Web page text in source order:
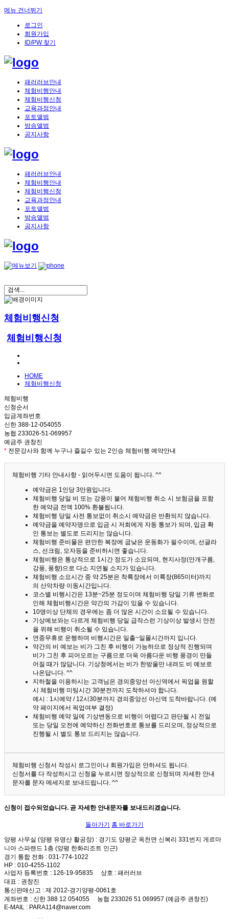
메뉴 건너뛰기
로그인
회원가입
ID/PW 찾기
패러러브안내
체험비행안내
체험비행신청
교육과정안내
포토앨범
방송앨범
공지사항
패러러브안내
체험비행안내
체험비행신청
교육과정안내
포토앨범
방송앨범
공지사항
체험비행신청
체험비행신청
HOME
체험비행신청
체험비행
신청순서
입금계좌번호
신한 388-12-054055
농협 233026-51-069957
예금주 권창진
* 전문강사와 함께 누구나 즐길수 있는 2인승 체험비행 예약안내
체험비행 기타 안내사항 - 읽어두시면 도움이 됩니다. ^^
예약금은 1인당 3만원입니다.
체험비행 당일 비 또는 강풍이 불어 체험비행 취소 시 보험금을 포함
한 예약금 전액 100% 환불됩니다.
체험비행 당일 사전 통보없이 취소시 예약금은 반환되지 않습니다.
예약금을 예약자명으로 입금 시 저희에게 자동 통보가 되며, 입금 확
인 통보는 별도로 드리지는 않습니다.
체험비행 준비물은 편안한 복장에 굽낮은 운동화가 필수이며, 선글라
스, 선크림, 모자등을 준비하시면 좋습니다.
체험비행은 통상적으로 1시간 정도가 소요되며, 현지사정(안개구름,
강풍, 풍향)으로 다소 지연될 소지가 있습니다.
체험비행 소요시간 중 약 25분은 착륙장에서 이륙장(865미터)까지
의 산악차량 이동시간입니다.
코스별 비행시간은 13분~25분 정도이며 체험비행 당일 기류 변화로
인해 체험비행시간은 약간의 가감이 있을 수 있습니다.
10명이상 단체의 경우에는 좀 더 많은 시간이 소요될 수 있습니다.
기상예보와는 다르게 체험비행 당일 급작스런 기상이상 발생시 안전
을 위해 비행이 취소될 수 있습니다.
연중무휴로 운행하며 비행시간은 일출~일몰시간까지 입니다.
약간의 비 예보는 비가 그친 후 비행이 가능하므로 정상적 진행되며
비가 그친 후 피어오르는 구름으로 더욱 아름다운 비행 풍경이 만들
어질 때가 많답니다. 기상청에서는 비가 한방울만 내려도 비 예보로
나온답니다. ^^
지하철을 이용하시는 고객님은 경의중앙선 아신역에서 픽업을 원할
시 체험비행 미팅시간 30분전까지 도착하셔야 합니다.
예시 : 1시예약 / 12시30분까지 경의중앙선 아신역 도착바랍니다. (예
약 페이지에서 픽업여부 결정)
체험비행 예약 일에 기상변동으로 비행이 어렵다고 판단될 시 전일
또는 당일 오전에 예약하신 전화번호로 통보를 드리오며, 정상적으로
진행될 시 별도 통보 드리지는 않습니다.
체험비행 신청서 작성시 로그인이나 회원가입은 안하셔도 됩니다.
신청서를 다 작성하시고 신청을 누르시면 정상적으로 신청되며 자세한 안내
문자를 문자 메세지로 보내드립니다. ^^
신청이 접수되었습니다. 곧 자세한 안내문자를 보내드리겠습니다.
돌아가기 홈 바로가기
양평 사무실 (양평 유명산 활공장) : 경기도 양평군 옥천면 신복리 331번지 게르마
니아 스파랜드 1층 (양평 한화리조트 인근)
경기 통합 전화 : 031-774-1022
HP : 010-4255-1102
사업자 등록번호 : 126-19-95835 상호 : 패러러브
대표 : 권창진
통신판매신고 : 제 2012-경기양평-0061호
계좌번호 : 신한 388 12 054055 농협 233026 51 069957 (예금주 권창진)
E-MAIL : PARA114@naver.com